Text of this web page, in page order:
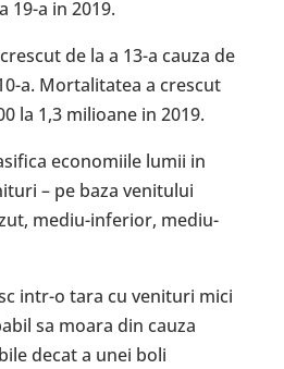
19-a in 2019.
de la a 13-a cauza de
a. Mortalitatea a crescut
la 1,3 milioane in 2019.
economiile lumii in
– pe baza venitului
mediu-inferior, mediu-
intr-o tara cu venituri mici
sa moara din cauza
decat a unei boli